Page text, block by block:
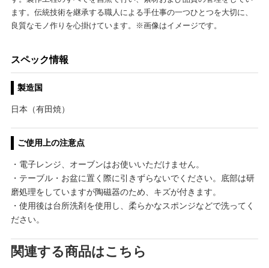
ます。伝統技術を継承する職人による手仕事の一つひとつを大切に、
良質なモノ作りを心掛けています。※画像はイメージです。
スペック情報
製造国
日本（有田焼）
ご使用上の注意点
・電子レンジ、オーブンはお使いいただけません。
・テーブル・お盆に置く際に引きずらないでください。底部は研
磨処理をしていますが陶磁器のため、キズが付きます。
・使用後は台所洗剤を使用し、柔らかなスポンジなどで洗ってく
ださい。
関連する商品はこちら